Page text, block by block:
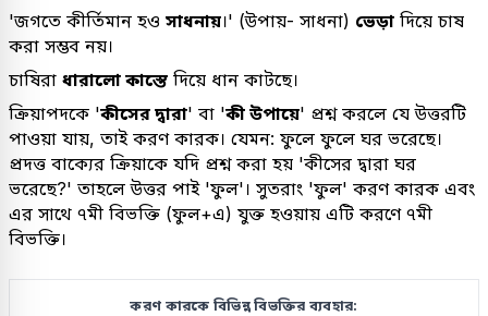
'জগতে কীর্তিমান হও সাধনায়।' (উপায়- সাধনা) ভেড়া দিয়ে চাষ
করা সম্ভব নয়।
চাষিরা ধারালো কাস্তে দিয়ে ধান কাটছে।
ক্রিয়াপদকে 'কীসের দ্বারা' বা 'কী উপায়ে' প্রশ্ন করলে যে উত্তরটি
পাওয়া যায়, তাই করণ কারক। যেমন: ফুলে ফুলে ঘর ভরেছে।
প্রদত্ত বাক্যের ক্রিয়াকে যদি প্রশ্ন করা হয় 'কীসের দ্বারা ঘর
ভরেছে?' তাহলে উত্তর পাই 'ফুল'। সুতরাং 'ফুল' করণ কারক এবং
এর সাথে ৭মী বিভক্তি (ফুল+এ) যুক্ত হওয়ায় এটি করণে ৭মী
বিভক্তি।
করণ কারকে বিভিন্ন বিভক্তির ব্যবহার: